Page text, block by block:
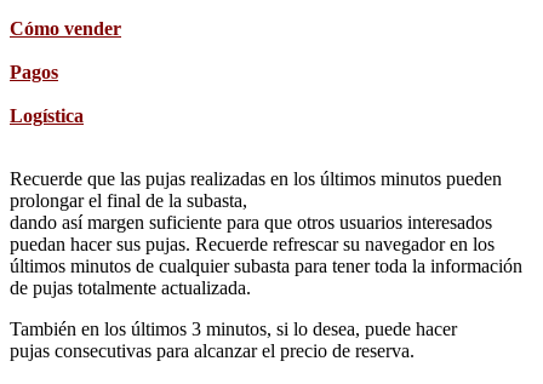
Cómo vender
Pagos
Logística
Recuerde que las pujas realizadas en los últimos minutos pueden
prolongar el final de la subasta,
dando así margen suficiente para que otros usuarios interesados
puedan hacer sus pujas. Recuerde refrescar su navegador en los
últimos minutos de cualquier subasta para tener toda la información
de pujas totalmente actualizada.
También en los últimos 3 minutos, si lo desea, puede hacer
pujas consecutivas para alcanzar el precio de reserva.